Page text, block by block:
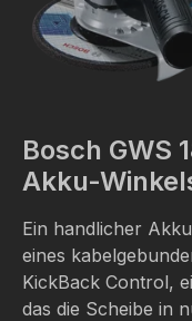
Bosch GWS
Akku-
Ein handlicher
eines
KickBack Control,
das die Scheibe in